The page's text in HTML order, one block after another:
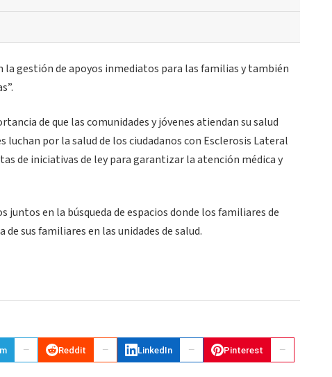
gestión de apoyos inmediatos para las familias y también
de que las comunidades y jóvenes atiendan su salud
luchan por la salud de los ciudadanos con Esclerosis Lateral
de iniciativas de ley para garantizar la atención médica y
en la búsqueda de espacios donde los familiares de
sus familiares en las unidades de salud.
Reddit LinkedIn Pinterest